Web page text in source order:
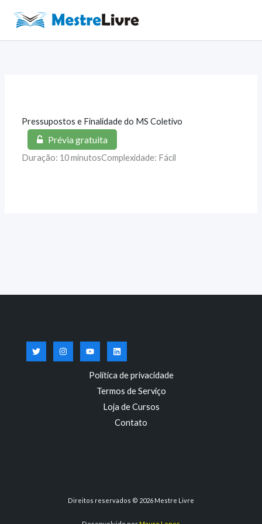
para
o
Pressupostos e Finalidade do MS Coletivo
Prévia gratuita
Duração: 10 minutosComplexidade: Fácil
Política de privacidade
Termos de Serviço
Loja de Cursos
Contato
Direitos reservados © 2026 Mestre Livre